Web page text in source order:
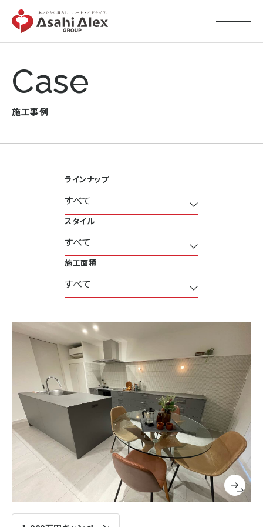
Case
施工事例
ラインナップ
スタイル
施工面積